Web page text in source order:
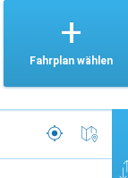
Fahrplan wählen